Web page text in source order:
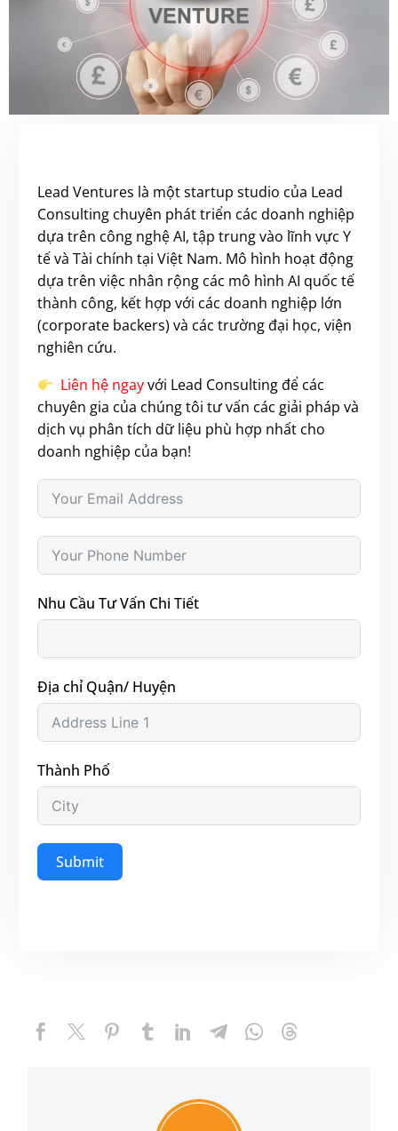
Lead Ventures là một startup studio của Lead
Consulting chuyên phát triển các doanh nghiệp
dựa trên công nghệ AI, tập trung vào lĩnh vực Y
tế và Tài chính tại Việt Nam. Mô hình hoạt động
dựa trên việc nhân rộng các mô hình AI quốc tế
thành công, kết hợp với các doanh nghiệp lớn
(corporate backers) và các trường đại học, viện
nghiên cứu.
Liên hệ ngayvới Lead Consulting để các
chuyên gia của chúng tôi tư vấn các giải pháp và
dịch vụ phân tích dữ liệu phù hợp nhất cho
doanh nghiệp của bạn!
Nhu Cầu Tư Vấn Chi Tiết
Địa chỉ Quận/ Huyện
Thành Phố
Submit